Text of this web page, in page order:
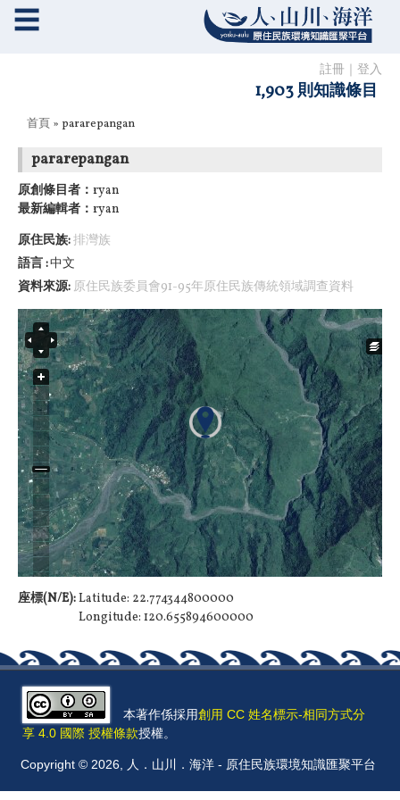
註冊 登入
1,903 則知識條目
☰
您在這裡
首頁 » pararepangan
pararepangan
原創條目者： ryan
最新編輯者： ryan
原住民族:排灣族
語言 中文
資料來源: 原住民族委員會91-95年原住民族傳統領域調查資料
座標(N/E):Latitude: 22.774344800000
Longitude: 120.655894600000
本著作係採用創用 CC 姓名標示-相同方式分
享 4.0 國際 授權條款授權。
Copyright © 2026, 人．山川．海洋 - 原住民族環境知識匯聚平台